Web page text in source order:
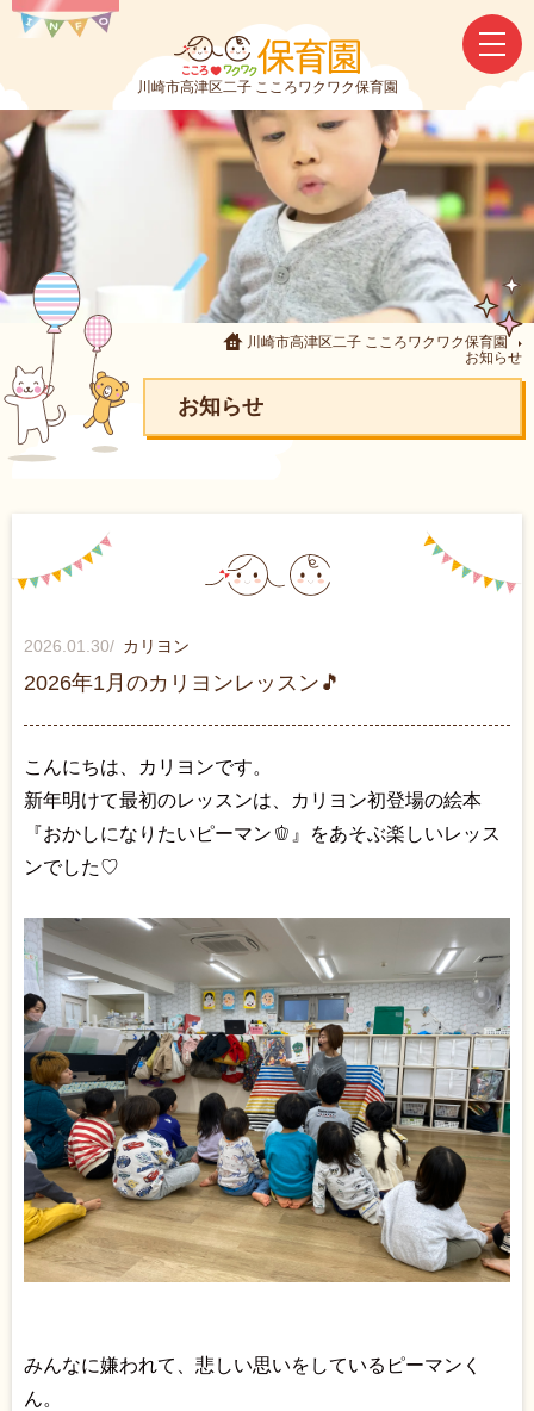
川崎市高津区二子 こころワクワク保育園
川崎市高津区二子 こころワクワク保育園
お知らせ
お知らせ
2026.01.30/ カリヨン
2026年1月のカリヨンレッスン🎵
こんにちは、カリヨンです。
新年明けて最初のレッスンは、カリヨン初登場の絵本
『おかしになりたいピーマン🫑』をあそぶ楽しいレッス
ンでした♡
みんなに嫌われて、悲しい思いをしているピーマンく
ん。